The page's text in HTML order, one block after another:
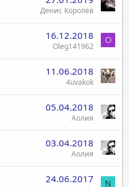
Денис Королёв
16.12.2018
Oleg141962
O
11.06.2018
4uvakok
05.04.2018
Аолия
03.04.2018
Аолия
24.06.2017 N